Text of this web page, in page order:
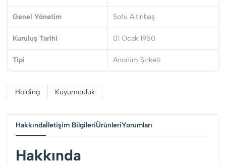
Genel Yönetim Sofu Altınbaş
Kuruluş Tarihi 01 Ocak 1950
Tipi Anonim Şirketi
Holding Kuyumculuk
Hakkındaİletişim BilgileriÜrünleriYorumları
Hakkında